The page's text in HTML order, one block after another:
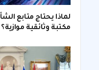
لماذا يحتاج متابع
مكتبة وثائقية موازية؟